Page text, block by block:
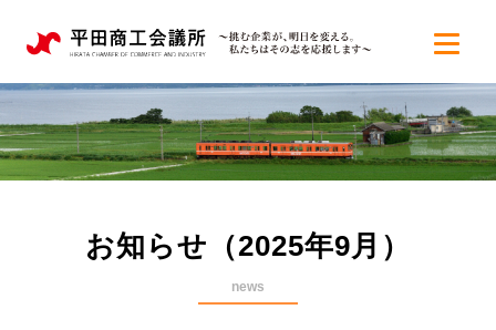
お知らせ（2025年9月）
news